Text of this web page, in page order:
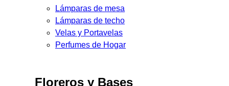
Lámparas de mesa
Lámparas de techo
Velas y Portavelas
Perfumes de Hogar
Floreros y Bases